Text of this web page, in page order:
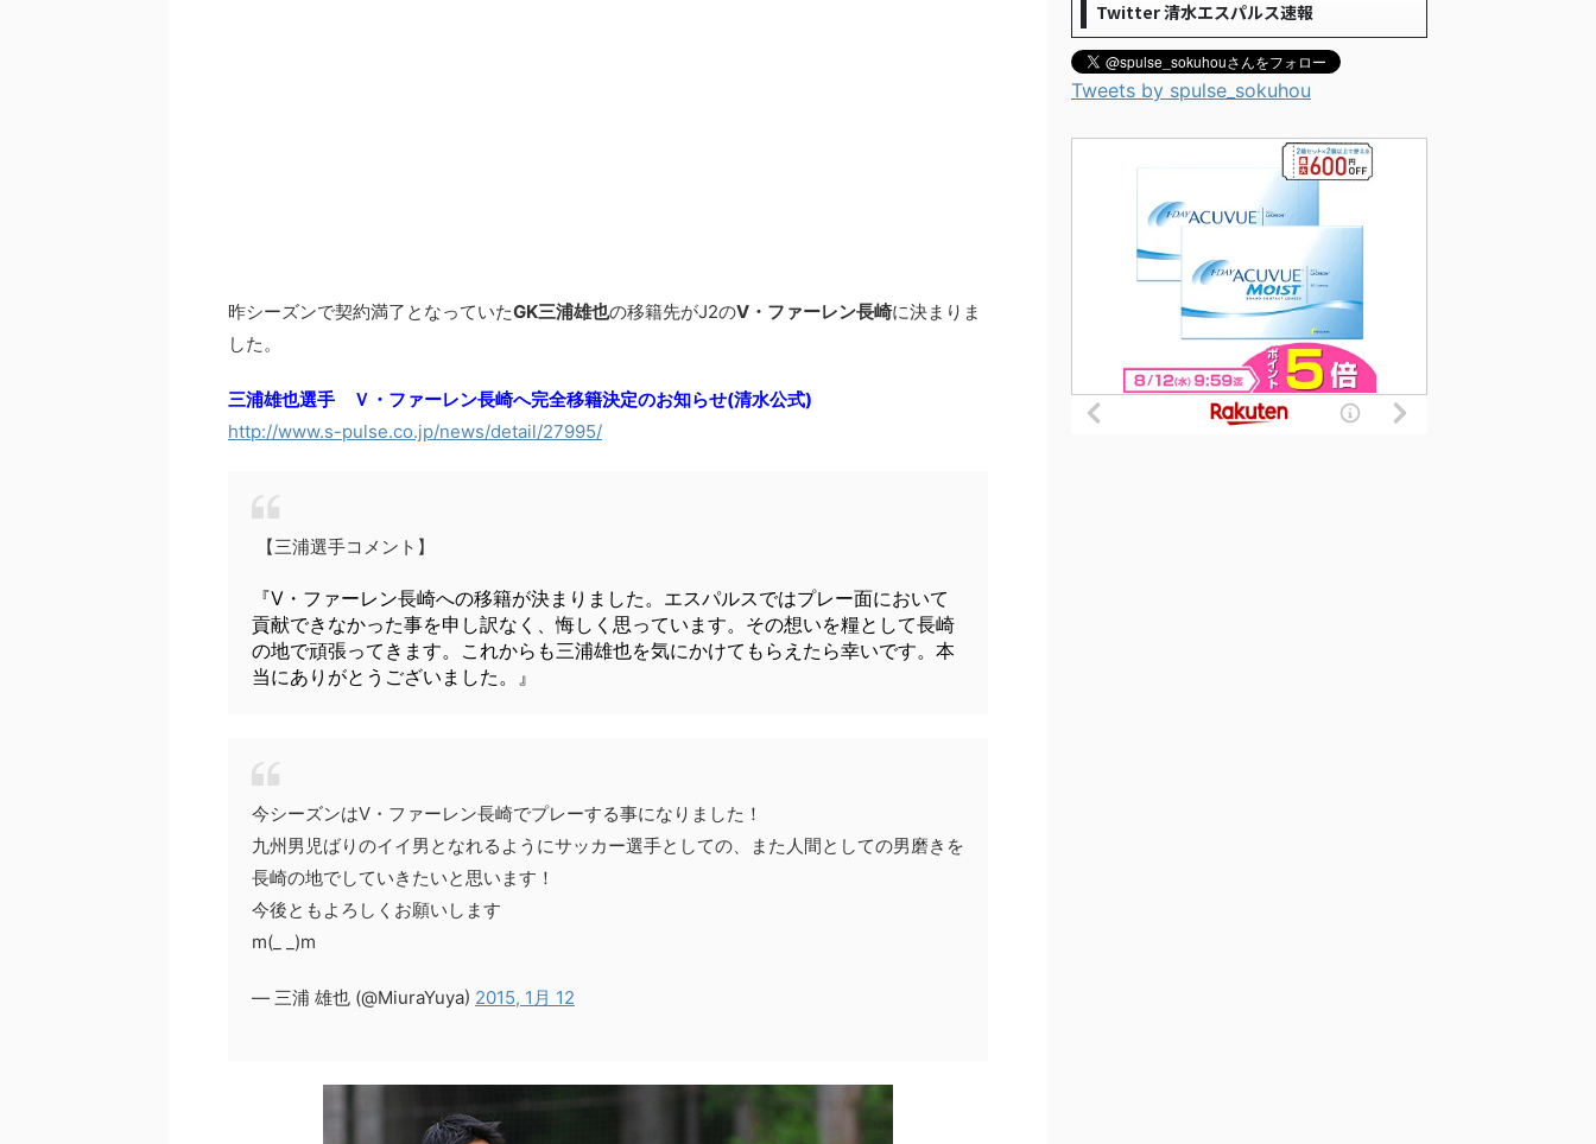
昨シーズンで契約満了となっていたGK三浦雄也の移籍先がJ2のV・ファーレン長崎に決まりま
した。
三浦雄也選手 Ｖ・ファーレン長崎へ完全移籍決定のお知らせ(清水公式)
http://www.s-pulse.co.jp/news/detail/27995/
【三浦選手コメント】
『V・ファーレン長崎への移籍が決まりました。エスパルスではプレー面において
貢献できなかった事を申し訳なく、悔しく思っています。その想いを糧として長崎
の地で頑張ってきます。これからも三浦雄也を気にかけてもらえたら幸いです。本
当にありがとうございました。』
今シーズンはV・ファーレン長崎でプレーする事になりました！
九州男児ばりのイイ男となれるようにサッカー選手としての、また人間としての男磨きを
長崎の地でしていきたいと思います！
今後ともよろしくお願いします
m(_ _)m
— 三浦 雄也 (@MiuraYuya) 2015, 1月 12
Twitter 清水エスパルス速報
Tweets by spulse_sokuhou